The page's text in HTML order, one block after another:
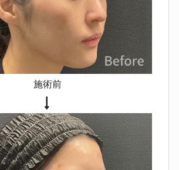
赤み・腫れ・痛み・つっぱり感・熱
感
内出血による変色
凹凸・硬さ
左右差
感染（まれに抗生剤対応
が必要）
血管内注入による血流障
害（非常にまれ）
皮膚壊死（極め
てまれ）
施術前